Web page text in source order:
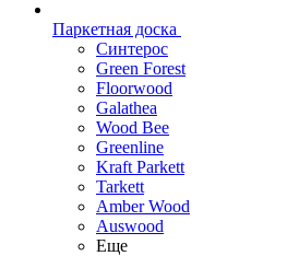
Паркетная доска
Синтерос
Green Forest
Floorwood
Galathea
Wood Bee
Greenline
Kraft Parkett
Tarkett
Amber Wood
Auswood
Еще